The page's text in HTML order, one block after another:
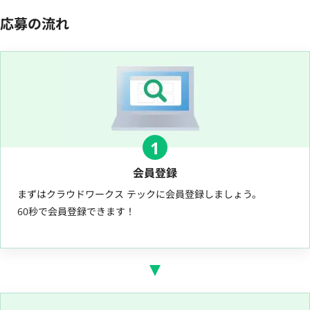
応募の流れ
1
会員登録
まずはクラウドワークス テックに会員登録しましょう。
60秒で会員登録できます！